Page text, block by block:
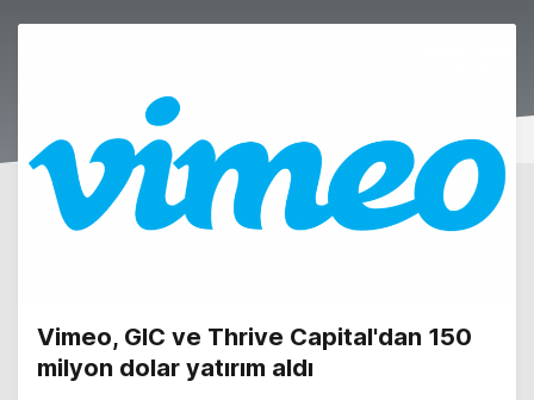
Vimeo, GIC ve Thrive Capital'dan 150
milyon dolar yatırım aldı